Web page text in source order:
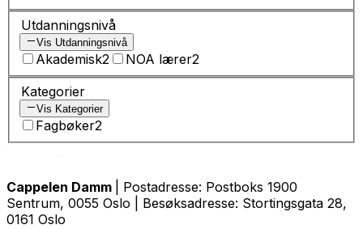
Utdanningsnivå
Vis Utdanningsnivå
Akademisk2 NOA lærer2
Kategorier
Vis Kategorier
Fagbøker2
Cappelen Damm
| Postadresse: Postboks 1900
Sentrum, 0055 Oslo | Besøksadresse: Stortingsgata 28,
0161 Oslo